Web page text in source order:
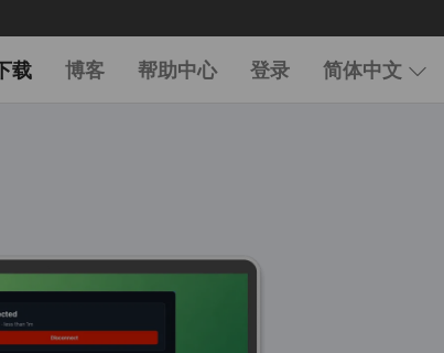
载 博客 帮助中心 登录 简体中文